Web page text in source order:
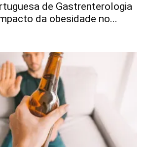
de Gastrenterologia
da obesidade no...